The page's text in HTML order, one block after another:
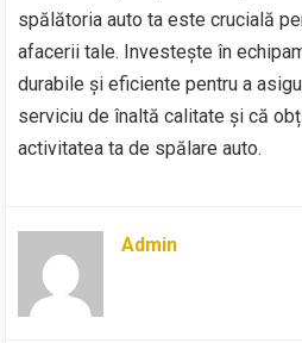
spălătoria auto ta este crucială
afacerii tale. Investește în
durabile și eficiente pentru a
serviciu de înaltă calitate și că
activitatea ta de spălare auto.
Admin